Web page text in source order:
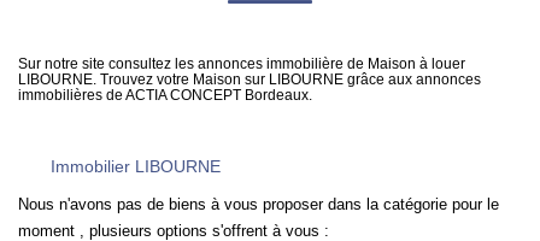
NOS MÉTIERS
Rénovation Énergétique
Transaction
Sur notre site consultez les annonces immobilière de Maison à louer
LIBOURNE. Trouvez votre Maison sur LIBOURNE grâce aux annonces
immobilières de ACTIA CONCEPT Bordeaux.
Immobilier LIBOURNE
Nous n'avons pas de biens à vous proposer dans la catégorie pour le
moment , plusieurs options s'offrent à vous :